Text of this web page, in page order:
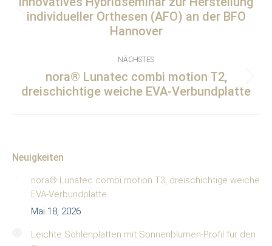
Vorheriger
Beitrag:
individueller Orthesen (AFO) an der BFO
Hannover
NÄCHSTES
Nächster
Beitrag:
nora® Lunatec combi motion T2,
dreischichtige weiche EVA-Verbundplatte
Neuigkeiten
nora® Lunatec combi motion T3, dreischichtige weiche
EVA-Verbundplatte
Mai 18, 2026
Leichte Sohlenplatten mit Sonnenblumen-Profil für den